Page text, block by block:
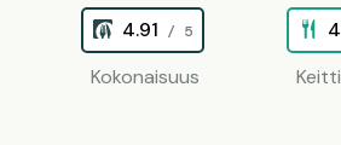
4.91 / 5
Kokonaisuus